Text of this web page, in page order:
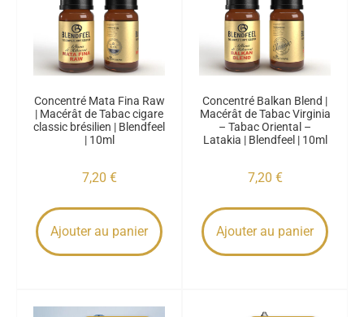
Concentré Mata Fina Raw
| Macérât de Tabac cigare
classic brésilien | Blendfeel
| 10ml
7,20 €
Ajouter au panier
Concentré Balkan Blend |
Macérât de Tabac Virginia
– Tabac Oriental –
Latakia | Blendfeel | 10ml
7,20 €
Ajouter au panier